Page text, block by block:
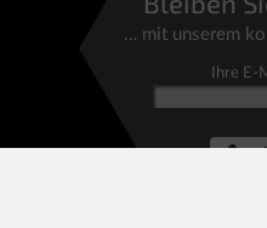
… mit unserem
Ihre E-